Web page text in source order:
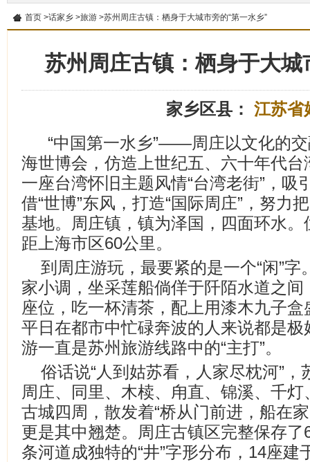
首页 >话家乡 >旅游 >苏州周庄古镇：栖身于大城市旁的“第一水乡”
苏州周庄古镇：栖身于大城
家乡区县： 江苏省
“中国第一水乡”——周庄以文化的
海世博会，仿造上世纪五、六十年代
一座台湾怀旧主题风情“台湾老街”，吸
借“世博”东风，打造“国际周庄”，努力
基地。周庄镇，镇为泽国，四面环水
距上海市区60公里。
到周庄游玩，最要紧的是一个“闲”
家小调，坐采莲船倘佯于阡陌水道之
座位，吃一杯清茶，配上用漆木九子
平日在都市中忙碌奔波的人来说都是
游一直是苏州旅游线路中的“主打”。
俗话说“人到姑苏看，人家尽枕河”
周庄、同里、木椟、甪直、锦溪、千
古城四周，散发着“桥从门前进，船在
更是其中翘楚。周庄古镇区完整保存
条河道成独特的“井”字形分布，14座